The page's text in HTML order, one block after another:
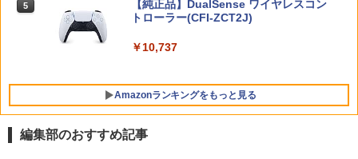
トローラ Switch2コントローラー
￥2,960
【特典】テイルズ オブ エターニア リマ
スター Switch2版(【早期購入特典】超
冒険お役立ちセット)
￥3,779
【特典】真・三國無双2 with 猛将伝 Re
mastered PS5版(【早期購入封入特
典】「赤兎鐙『真・三國無双2』レトロ
スタイル」DLC)
￥6,658
ンラインコード版
5
【純正品】DualSense ワイヤレスコン
トローラー(CFI-ZCT2J)
￥10,737
Amazonランキングをもっと見る
編集部のおすすめ記事